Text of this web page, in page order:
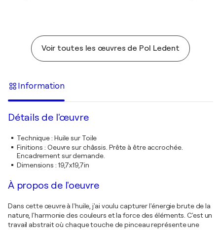
Voir toutes les œuvres de Pol Ledent
Information
Détails de l'œuvre
Technique: Huile sur Toile
Finitions : Oeuvre sur châssis. Prête à être accrochée.
Encadrement sur demande.
Dimensions : 19,7x19,7in
À propos de l'oeuvre
Dans cette œuvre à l'huile, j'ai voulu capturer l'énergie brute de la
nature, l'harmonie des couleurs et la force des éléments. C'est un
travail abstrait où chaque touche de pinceau représente une